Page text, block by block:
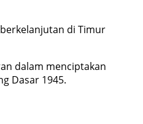
di Timur
dalam menciptakan
Dasar 1945.